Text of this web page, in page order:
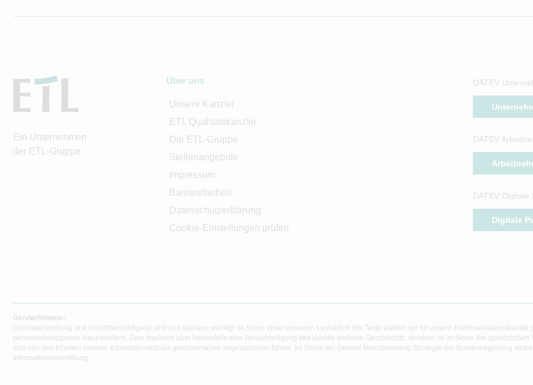
Ein Unternehmen
der ETL-Gruppe
Über uns
Unsere Kanzlei
ETL Qualitätskanzlei
Die ETL-Gruppe
Stellenangebote
Impressum
Barrierefreiheit
Datenschutzerklärung
Cookie-Einstellungen prüfen
DATEV
DATEV
DATEV Digitale
Digitale
Genderhinweis:
Gleichbehandlung und Gleichberechtigung sind uns überaus wichtig! Im Sinne einer besseren Lesbarkeit der Texte wählen wir für unsere
personenbezogenen Hauptwörtern. Dies impliziert aber keinesfalls eine Benachteiligung des jeweils anderen Geschlechts, sondern ist im Sinne der
sich von den Inhalten unserer Informationskanäle gleichermaßen angesprochen fühlen. Im Sinne der Gender Mainstreaming-Strategie der Bundesregierung
Informationsvermittlung.